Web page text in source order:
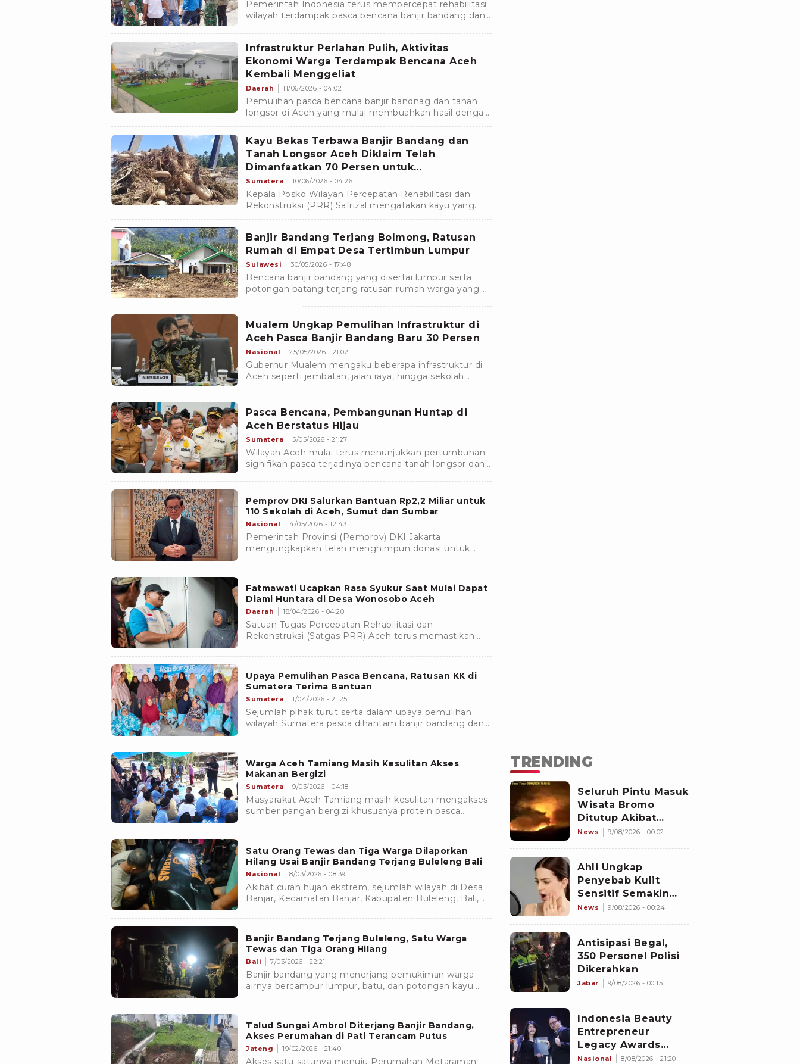
Pemerintah Indonesia terus mempercepat rehabilitasi
wilayah terdampak pasca bencana banjir bandang dan
Infrastruktur Perlahan Pulih, Aktivitas
Ekonomi Warga Terdampak Bencana Aceh
Kembali Menggeliat
Daerah 11/06/2026 - 04:02
Pemulihan pasca bencana banjir bandnag dan tanah
longsor di Aceh yang mulai membuahkan hasil dengan
kondisi jalan yang kembali menghubungkan desa-desa
dengan pusat ekonomi.
Kayu Bekas Terbawa Banjir Bandang dan
Tanah Longsor Aceh Diklaim Telah
Dimanfaatkan 70 Persen untuk
Pembangunan
Sumatera 10/06/2026 - 04:26
Kepala Posko Wilayah Percepatan Rehabilitasi dan
Rekonstruksi (PRR) Safrizal mengatakan kayu yang
terbawa arus banjir bandang dan tanah longsor Aceh
berbagai kebutuhan.
Banjir Bandang Terjang Bolmong, Ratusan
Rumah di Empat Desa Tertimbun Lumpur
Sulawesi 30/05/2026 - 17:48
Bencana banjir bandang yang disertai lumpur serta
potongan batang terjang ratusan rumah warga yang
Mualem Ungkap Pemulihan Infrastruktur di
Aceh Pasca Banjir Bandang Baru 30 Persen
Nasional 25/05/2026 - 21:02
Gubernur Mualem mengaku beberapa infrastruktur di
Aceh seperti jembatan, jalan raya, hingga sekolah
Pasca Bencana, Pembangunan Huntap di
Aceh Berstatus Hijau
Sumatera 5/05/2026 - 21:27
Wilayah Aceh mulai terus menunjukkan pertumbuhan
signifikan pasca terjadinya bencana tanah longsor dan
Pemprov DKI Salurkan Bantuan Rp2,2 Miliar untuk
110 Sekolah di Aceh, Sumut dan Sumbar
Nasional 4/05/2026 - 12:43
Pemerintah Provinsi (Pemprov) DKI Jakarta
mengungkapkan telah menghimpun donasi untuk
banjir bandang di Sumatera.
Fatmawati Ucapkan Rasa Syukur Saat Mulai Dapat
Diami Huntara di Desa Wonosobo Aceh
Daerah 18/04/2026 - 04:20
Satuan Tugas Percepatan Rehabilitasi dan
Rekonstruksi (Satgas PRR) Aceh terus memastikan
banjir bandang dan tanah longsor.
Upaya Pemulihan Pasca Bencana, Ratusan KK di
Sumatera Terima Bantuan
Sumatera 1/04/2026 - 21:25
Sejumlah pihak turut serta dalam upaya pemulihan
wilayah Sumatera pasca dihantam banjir bandang dan
Warga Aceh Tamiang Masih Kesulitan Akses
Makanan Bergizi
Sumatera 9/03/2026 - 04:18
Masyarakat Aceh Tamiang masih kesulitan mengakses
sumber pangan bergizi khususnya protein pasca
Satu Orang Tewas dan Tiga Warga Dilaporkan
Hilang Usai Banjir Bandang Terjang Buleleng Bali
Nasional 8/03/2026 - 08:39
Akibat curah hujan ekstrem, sejumlah wilayah di Desa
Banjar, Kecamatan Banjar, Kabupaten Buleleng, Bali,
Banjir Bandang Terjang Buleleng, Satu Warga
Tewas dan Tiga Orang Hilang
Bali 7/03/2026 - 22:21
Banjir bandang yang menerjang pemukiman warga
airnya bercampur lumpur, batu, dan potongan kayu.
sehingga sempat menghambat proses evakuasi dan
aktifitas warga desa.
Talud Sungai Ambrol Diterjang Banjir Bandang,
Akses Perumahan di Pati Terancam Putus
Jateng 19/02/2026 - 21:40
Akses satu-satunya menuju Perumahan Metaraman
TRENDING
Seluruh Pintu Masuk
Wisata Bromo
Ditutup Akibat
Kebakaran Hutan
News 9/08/2026 - 00:02
Ahli Ungkap
Penyebab Kulit
Sensitif Semakin
Banyak Dikeluhkan
News 9/08/2026 - 00:24
Antisipasi Begal,
350 Personel Polisi
Dikerahkan
Jabar 9/08/2026 - 00:15
Indonesia Beauty
Entrepreneur
Legacy Awards
2026 Digelar di
Nasional 8/08/2026 - 21:20